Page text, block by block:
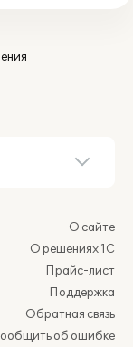
О сайте
О решениях 1С
Прайс-лист
Поддержка
Обратная связь
об ошибке